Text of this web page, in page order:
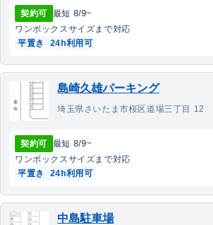
契約可 最短 8/9~
ワンボックスサイズまで対応
平置き
24h利用可
島崎久雄パーキング
埼玉県さいたま市桜区道場三丁目 12
契約可 最短 8/9~
ワンボックスサイズまで対応
平置き
24h利用可
中島駐車場